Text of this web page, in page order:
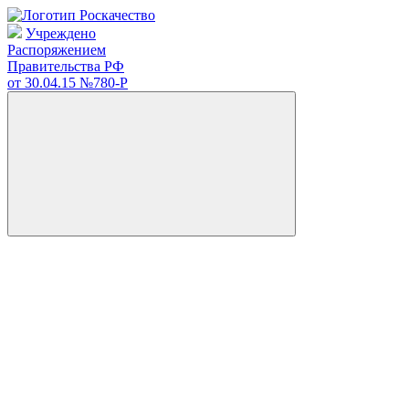
Учреждено
Распоряжением
Правительства РФ
от 30.04.15 №780-Р